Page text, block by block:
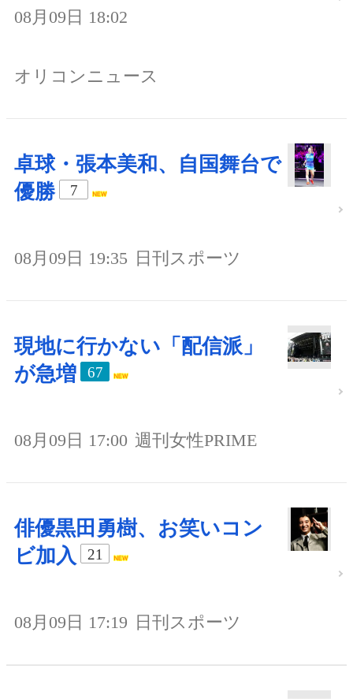
08月09日 18:02
オリコンニュース
卓球・張本美和、自国舞台で
優勝
7
08月09日 19:35 日刊スポーツ
現地に行かない「配信派」
が急増
67
08月09日 17:00 週刊女性PRIME
俳優黒田勇樹、お笑いコン
ビ加入
21
08月09日 17:19 日刊スポーツ